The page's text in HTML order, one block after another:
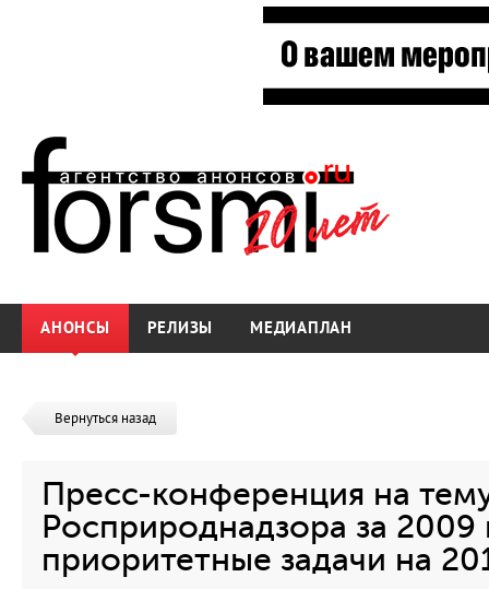
АНОНСЫ РЕЛИЗЫ МЕДИАПЛАН
Вернуться назад
Пресс-конференция на
Росприроднадзора за 2009
приоритетные задачи на